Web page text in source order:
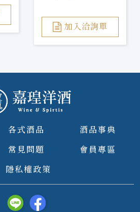
加入洽詢單
各式酒品
酒品事典
常見問題
會員專區
隱私權政策